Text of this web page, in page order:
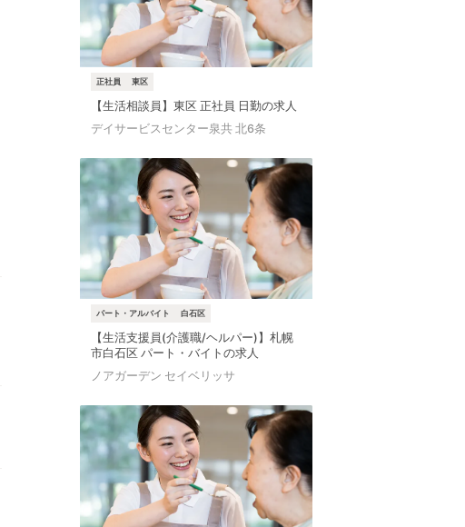
正社員 東区
【生活相談員】東区 正社員 日勤の求人
デイサービスセンター泉共 北6条
パート・アルバイト 白石区
【生活支援員(介護職/ヘルパー)】札幌
市白石区 パート・バイトの求人
ノアガーデン セイベリッサ